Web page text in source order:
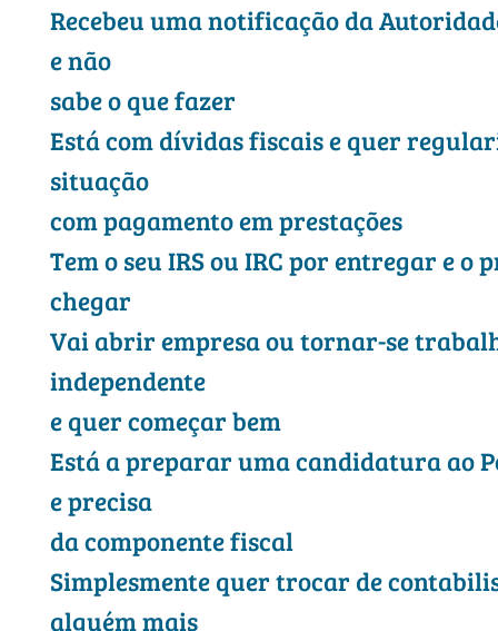
Recebeu uma notificação da
e não
sabe o que fazer
Está com dívidas fiscais e quer
situação
com pagamento em prestações
Tem o seu IRS ou IRC por entregar e o
chegar
Vai abrir empresa ou tornar-se
independente
e quer começar bem
Está a preparar uma candidatura ao
e precisa
da componente fiscal
Simplesmente quer trocar de
alguém mais